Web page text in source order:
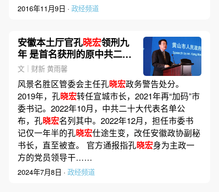
2016年11月9日 · 政经频道
安徽本土厅官孔晓宏领刑九
年 是首名获刑的原中共二十
大代表
文｜财新 黄雨馨
风景名胜区管委会主任孔晓宏政务警告处分。
2019年，孔晓宏转任宣城市长，2021年再“加码”市
委书记。2022年10月，中共二十大代表名单公
布，孔晓宏名列其中。2022年12月，担任市委书
记仅一年半的孔晓宏仕途生变，改任安徽政协副秘
书长，直至被查。 官方通报指孔晓宏身为主政一
方的党员领导干……
2024年7月8日 · 政经频道